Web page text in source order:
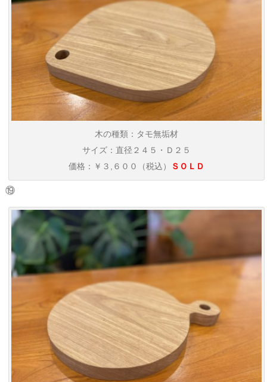
木の種類：タモ無垢材
サイズ：直径２４５・Ｄ２５
価格：￥３,６００（税込）
ＳＯＬＤ
⑲